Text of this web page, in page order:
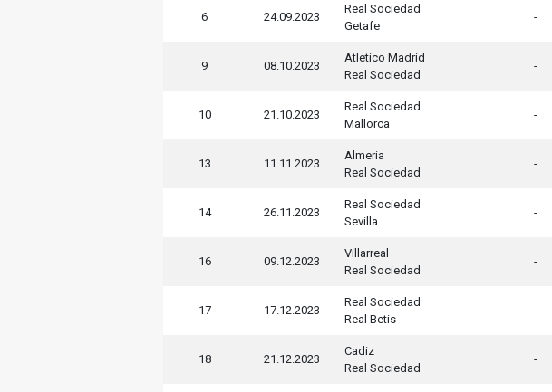
6 24.09.2023
Real Sociedad
Getafe
-
9 08.10.2023
Atletico Madrid
Real Sociedad
-
10 21.10.2023
Real Sociedad
Mallorca
-
13 11.11.2023
Almeria
Real Sociedad
-
14 26.11.2023
Real Sociedad
Sevilla
-
16 09.12.2023
Villarreal
Real Sociedad
-
17 17.12.2023
Real Sociedad
Real Betis
-
18 21.12.2023
Cadiz
Real Sociedad
-